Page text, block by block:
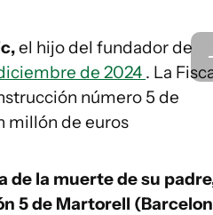
el hijo del fundador de
de 2024 . La
número 5 de
millón de euros
de la muerte de su
5 de Martorell